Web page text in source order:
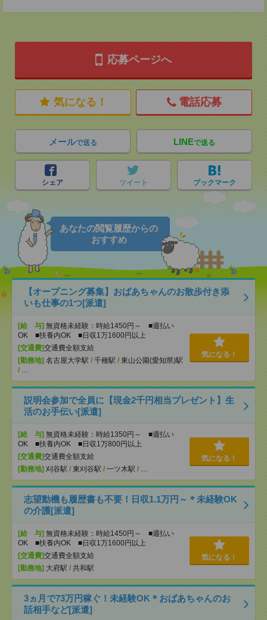
応募ページへ
気になる！ 電話応募
メールで送る LINEで送る
シェア ツイート ブックマーク
あなたの閲覧履歴からの
おすすめ
【オープニング募集】おばあちゃんのお散歩付き添
いも仕事の1つ[派遣]
[給 与] 無資格未経験：時給1450円～ ■週払い
OK ■扶養内OK ■日収1万1600円以上
[交通費]交通費全額支給
[勤務地] 名古屋大学駅 / 千種駅 / 東山公園(愛知県)駅
/ …
気になる！
説明会参加で全員に【現金2千円相当プレゼント】生
活のお手伝い[派遣]
[給 与] 無資格未経験：時給1350円～ ■週払い
OK ■扶養内OK ■日収1万800円以上
[交通費]交通費全額支給
[勤務地] 刈谷駅 / 東刈谷駅 / 一ツ木駅 / …
気になる！
志望動機も履歴書も不要！日収1.1万円～＊未経験OK
の介護[派遣]
[給 与] 無資格未経験：時給1450円～ ■週払い
OK ■扶養内OK ■日収1万1600円以上
[交通費]交通費全額支給
[勤務地] 大府駅 / 共和駅
気になる！
3ヵ月で73万円稼ぐ！未経験OK＊おばあちゃんのお
話相手など[派遣]